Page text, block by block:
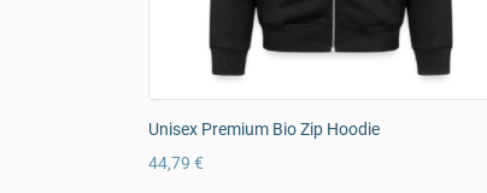
Unisex Premium Bio Zip Hoodie
44,79 €